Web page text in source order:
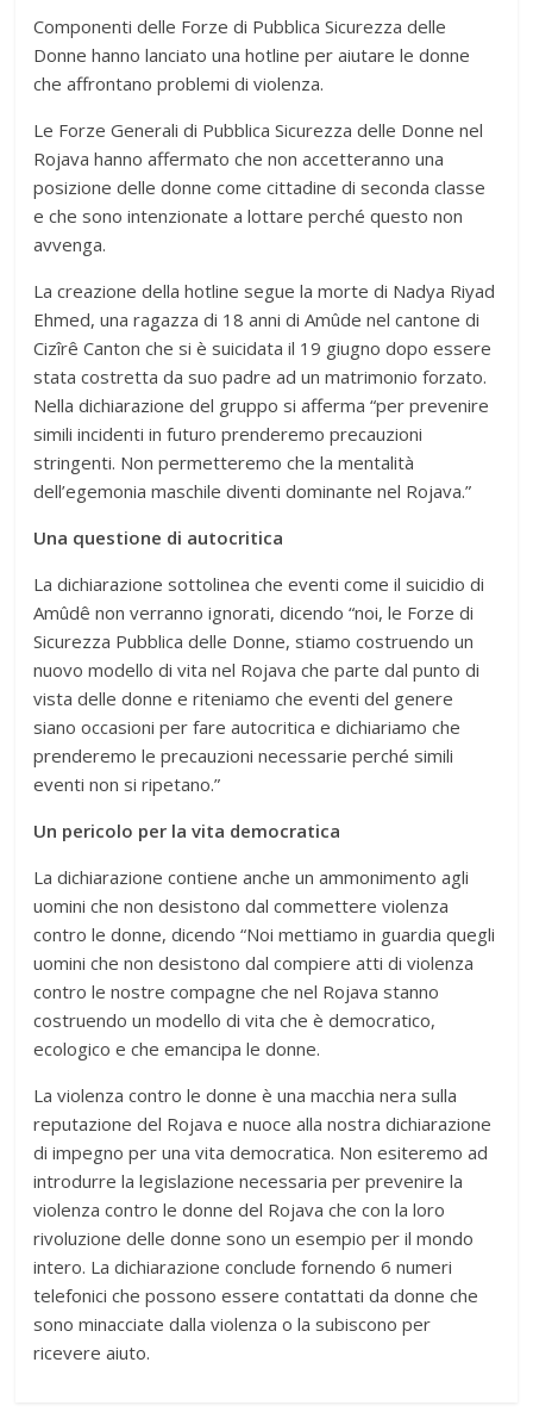
Componenti delle Forze di Pubblica Sicurezza delle
Donne hanno lanciato una hotline per aiutare le donne
che affrontano problemi di violenza.
Le Forze Generali di Pubblica Sicurezza delle Donne nel
Rojava hanno affermato che non accetteranno una
posizione delle donne come cittadine di seconda classe
e che sono intenzionate a lottare perché questo non
avvenga.
La creazione della hotline segue la morte di Nadya Riyad
Ehmed, una ragazza di 18 anni di Amûde nel cantone di
Cizîrê Canton che si è suicidata il 19 giugno dopo essere
stata costretta da suo padre ad un matrimonio forzato.
Nella dichiarazione del gruppo si afferma “per prevenire
simili incidenti in futuro prenderemo precauzioni
stringenti. Non permetteremo che la mentalità
dell’egemonia maschile diventi dominante nel Rojava.”
Una questione di autocritica
La dichiarazione sottolinea che eventi come il suicidio di
Amûdê non verranno ignorati, dicendo “noi, le Forze di
Sicurezza Pubblica delle Donne, stiamo costruendo un
nuovo modello di vita nel Rojava che parte dal punto di
vista delle donne e riteniamo che eventi del genere
siano occasioni per fare autocritica e dichiariamo che
prenderemo le precauzioni necessarie perché simili
eventi non si ripetano.”
Un pericolo per la vita democratica
La dichiarazione contiene anche un ammonimento agli
uomini che non desistono dal commettere violenza
contro le donne, dicendo “Noi mettiamo in guardia quegli
uomini che non desistono dal compiere atti di violenza
contro le nostre compagne che nel Rojava stanno
costruendo un modello di vita che è democratico,
ecologico e che emancipa le donne.
La violenza contro le donne è una macchia nera sulla
reputazione del Rojava e nuoce alla nostra dichiarazione
di impegno per una vita democratica. Non esiteremo ad
introdurre la legislazione necessaria per prevenire la
violenza contro le donne del Rojava che con la loro
rivoluzione delle donne sono un esempio per il mondo
intero. La dichiarazione conclude fornendo 6 numeri
telefonici che possono essere contattati da donne che
sono minacciate dalla violenza o la subiscono per
ricevere aiuto.